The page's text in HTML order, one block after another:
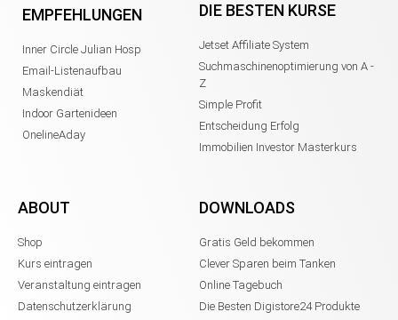
EMPFEHLUNGEN
Inner Circle Julian Hosp
Email-Listenaufbau
Maskendiät
Indoor Gartenideen
OnelineAday
DIE BESTEN KURSE
Jetset Affiliate System
Suchmaschinenoptimierung von A -
Z
Simple Profit
Entscheidung Erfolg
Immobilien Investor Masterkurs
ABOUT
Shop
Kurs eintragen
Veranstaltung eintragen
Datenschutzerklärung
DOWNLOADS
Gratis Geld bekommen
Clever Sparen beim Tanken
Online Tagebuch
Die Besten Digistore24 Produkte